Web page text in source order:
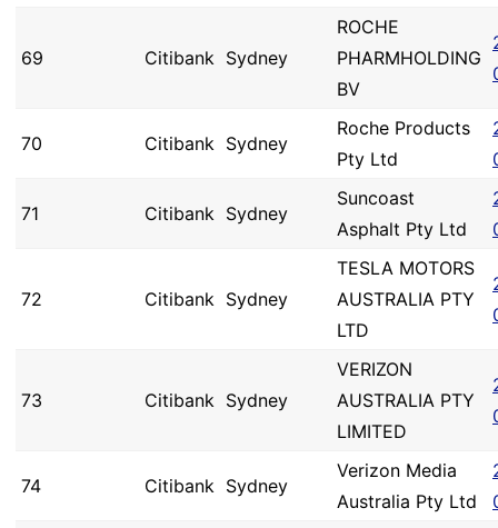
69 Citibank Sydney
ROCHE
PHARMHOLDING
BV
70 Citibank Sydney
Roche Products
Pty Ltd
71 Citibank Sydney
Suncoast
Asphalt Pty Ltd
72 Citibank Sydney
TESLA MOTORS
AUSTRALIA PTY
LTD
73 Citibank Sydney
VERIZON
AUSTRALIA PTY
LIMITED
74 Citibank Sydney
Verizon Media
Australia Pty Ltd